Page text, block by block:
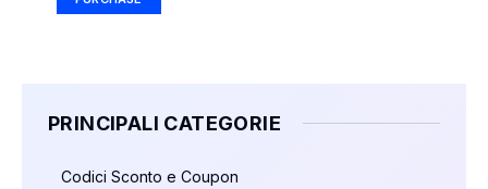
PRINCIPALI CATEGORIE
Codici Sconto e Coupon